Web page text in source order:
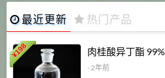
最近更新 热门产品
¥
198 肉桂酸异丁酯 99%
- 2年前